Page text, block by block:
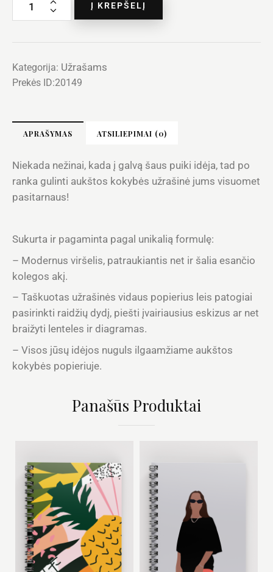
Į KREPŠELĮ
Kategorija: Užrašams
Prekės ID:20149
APRAŠYMAS ATSILIEPIMAI (0)
Niekada nežinai, kada į galvą šaus puiki idėja, tad po
ranka gulinti aukštos kokybės užrašinė jums visuomet
pasitarnaus!
Sukurta ir pagaminta pagal unikalią formulę:
– Modernus viršelis, patraukiantis net ir šalia esančio
kolegos akį.
– Taškuotas užrašinės vidaus popierius leis patogiai
pasirinkti raidžių dydį, piešti įvairiausius eskizus ar net
braižyti lenteles ir diagramas.
– Visos jūsų idėjos nuguls ilgaamžiame aukštos
kokybės popieriuje.
Panašūs Produktai